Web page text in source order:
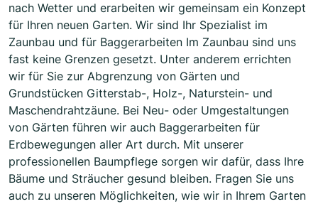
nach Wetter und erarbeiten wir gemeinsam ein Konzept
für Ihren neuen Garten. Wir sind Ihr Spezialist im
Zaunbau und für Baggerarbeiten Im Zaunbau sind uns
fast keine Grenzen gesetzt. Unter anderem errichten
wir für Sie zur Abgrenzung von Gärten und
Grundstücken Gitterstab-, Holz-, Naturstein- und
Maschendrahtzäune. Bei Neu- oder Umgestaltungen
von Gärten führen wir auch Baggerarbeiten für
Erdbewegungen aller Art durch. Mit unserer
professionellen Baumpflege sorgen wir dafür, dass Ihre
Bäume und Sträucher gesund bleiben. Fragen Sie uns
auch zu unseren Möglichkeiten, wie wir in Ihrem Garten